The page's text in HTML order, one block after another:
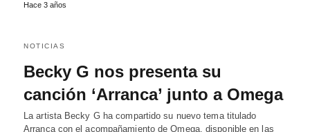
Hace 3 años
NOTICIAS
Becky G nos presenta su
canción ‘Arranca’ junto a Omega
La artista Becky G ha compartido su nuevo tema titulado
Arranca con el acompañamiento de Omega, disponible en las